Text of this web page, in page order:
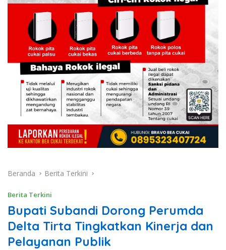
Beranda Berita Terkini
Berita Terkini
Bupati Subandi Dorong Perumda
Delta Tirta Tingkatkan Kinerja dan
Pelayanan Publik